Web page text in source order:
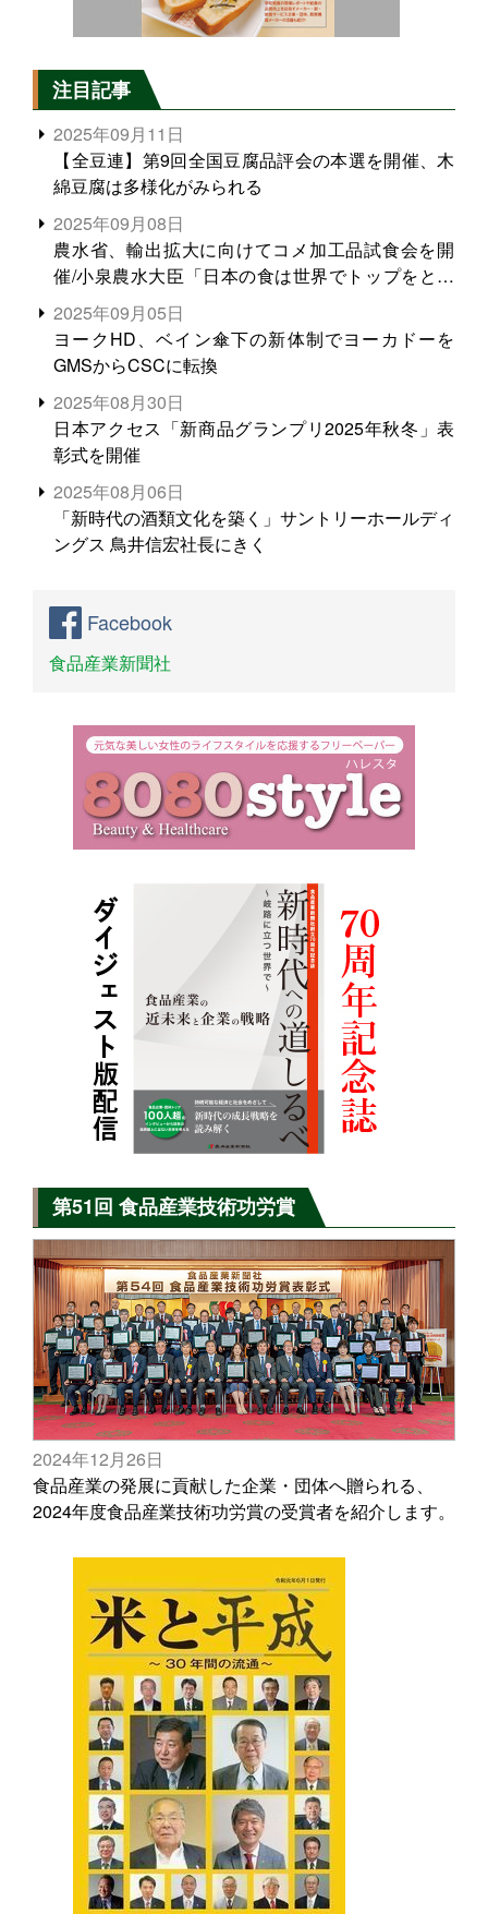
注目記事
2025年09月11日
【全豆連】第9回全国豆腐品評会の本選を開催、木
綿豆腐は多様化がみられる
2025年09月08日
農水省、輸出拡大に向けてコメ加工品試食会を開
催/小泉農水大臣「日本の食は世界でトップをとれ
る。米増産に向けて、米輸出需要の拡大を」
2025年09月05日
ヨークHD、ベイン傘下の新体制でヨーカドーを
GMSからCSCに転換
2025年08月30日
日本アクセス「新商品グランプリ2025年秋冬」表
彰式を開催
2025年08月06日
「新時代の酒類文化を築く」サントリーホールディ
ングス 鳥井信宏社長にきく
Facebook
食品産業新聞社
第51回 食品産業技術功労賞
2024年12月26日
食品産業の発展に貢献した企業・団体へ贈られる、
2024年度食品産業技術功労賞の受賞者を紹介します。